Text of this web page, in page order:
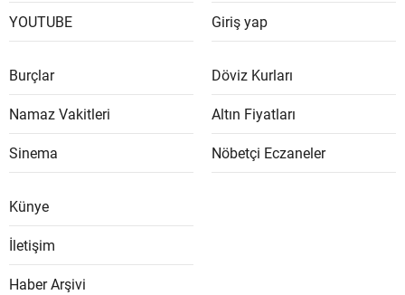
YOUTUBE Giriş yap
Burçlar
Namaz Vakitleri
Sinema
Döviz Kurları
Altın Fiyatları
Nöbetçi Eczaneler
Künye
İletişim
Haber Arşivi